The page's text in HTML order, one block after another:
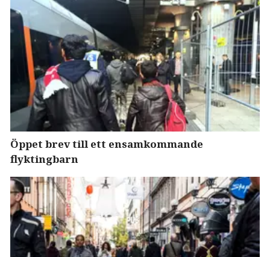
Öppet brev till ett ensamkommande
flyktingbarn